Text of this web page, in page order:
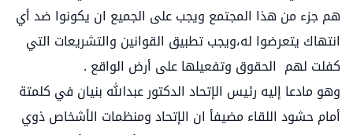
هم جزء من هذا المجتمع ويجب على الجميع ان يكونوا ضد أي
انتهاك يتعرضوا له،ويجب تطبيق القوانين والتشريعات التي
كفلت لهم الحقوق وتفعيلها على أرض الواقع .
وهو مادعا إليه رئيس الإتحاد الدكتور عبدالله بنيان في كلمتة
أمام حشود اللقاء مضيفأ ان الإتحاد ومنظمات الأشخاص ذوي